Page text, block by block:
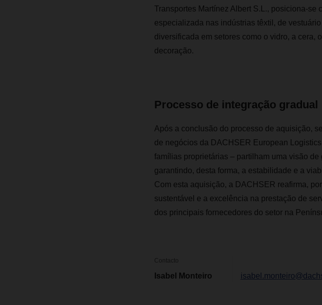
Transportes Martínez Albert S.L., posiciona-se
especializada nas indústrias têxtil, de
diversificada em setores como o vidro, a cera,
decoração.
Processo de integração gradual
Após a conclusão do processo de aquisição,
de negócios da DACHSER European
famílias proprietárias – partilham uma visão
garantindo, desta forma, a estabilidade e a
Com esta aquisição, a DACHSER reafirma,
sustentável e a excelência na prestação de
dos principais fornecedores do setor na
Contacto
Isabel Monteiro